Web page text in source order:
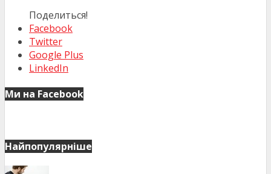
Поделиться!
Facebook
Twitter
Google Plus
LinkedIn
Ми на Facebook
Найпопулярніше